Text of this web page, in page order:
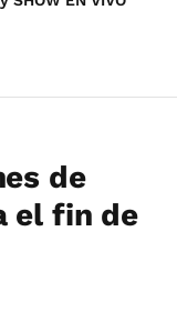
de
el fin de